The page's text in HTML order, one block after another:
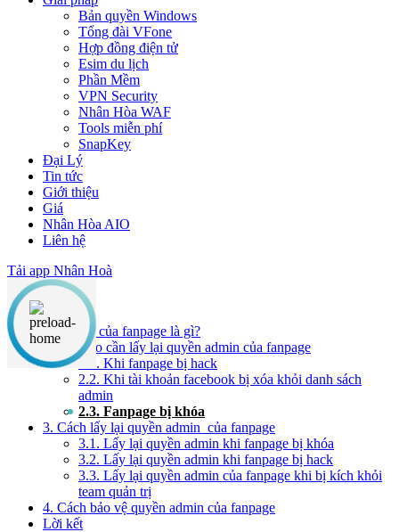
Bản quyền Windows
Tổng đài VFone
Hợp đồng điện tử
Esim du lịch
Phần Mềm
VPN Security
Nhân Hòa WAF
Tools miễn phí
SnapKey
Đại Lý
Tin tức
Giới thiệu
Giá
Nhân Hòa AIO
Liên hệ
Tải app Nhân Hoà
Nội dung chính
1. Admin của fanpage là gì?
2. Khi nào cần lấy lại quyền admin của fanpage
2.1. Khi fanpage bị hack
2.2. Khi tài khoản facebook bị xóa khỏi danh sách
admin
2.3. Fanpage bị khóa
3. Cách lấy lại quyền admin của fanpage
3.1. Lấy lại quyền admin khi fanpage bị khóa
3.2. Lấy lại quyền admin khi fanpage bị hack
3.3. Lấy lại quyền admin của fanpage khi bị kích khỏi
team quản trị
4. Cách bảo vệ quyền admin của fanpage
Lời kết